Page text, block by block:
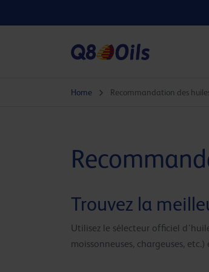
Home Recommandation des
Trouvez la
Utilisez le sélecteur officiel
moissonneuses, chargeuses,